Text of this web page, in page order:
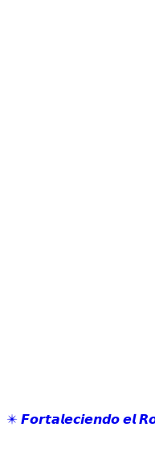
✴️ 𝙁𝙤𝙧𝙩𝙖𝙡𝙚𝙘𝙞𝙚𝙣𝙙𝙤 𝙚𝙡